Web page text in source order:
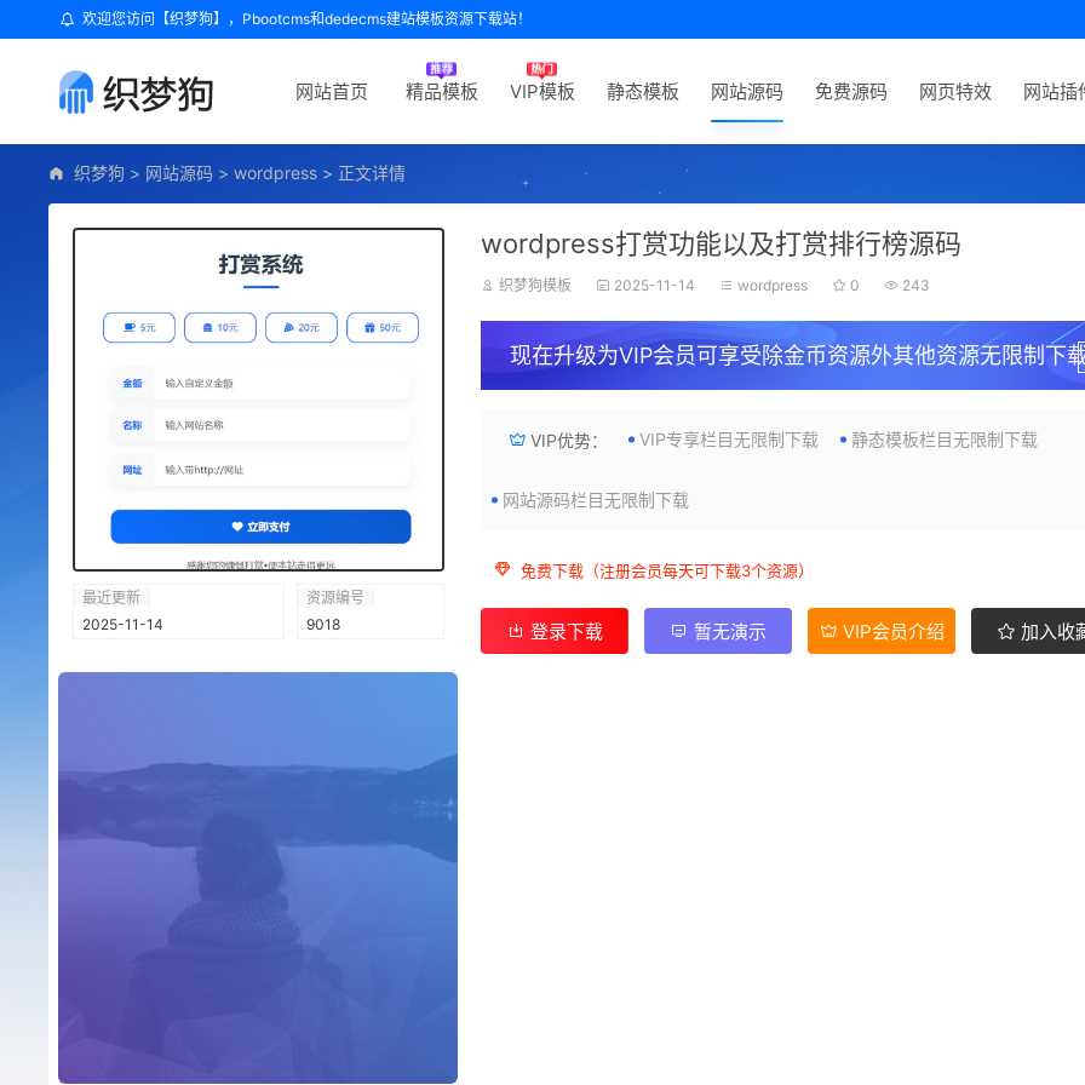
欢迎您访问【织梦狗】，Pbootcms和dedecms建站模板资源下载站！
网站首页 精品模板 VIP模板 静态模板 网站源码 免费源码 网页特效 网站插
织梦狗 > 网站源码 > wordpress > 正文详情
最近更新
2025-11-14
资源编号
9018
wordpress打赏功能以及打赏排行榜源码
织梦狗模板 2025-11-14 wordpress 0 243
现在升级为VIP会员可享受除金币资源外其他资源无限制下
VIP优势： VIP专享栏目无限制下载 静态模板栏目无限制下载
网站源码栏目无限制下载
免费下载（注册会员每天可下载3个资源）
登录下载 暂无演示 VIP会员介绍 加入收